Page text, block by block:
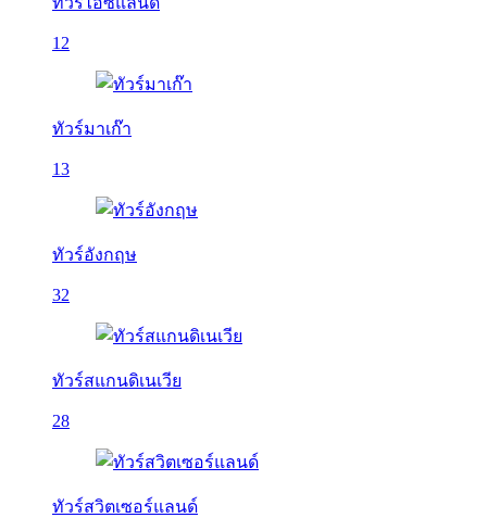
12
ทัวร์มาเก๊า
13
ทัวร์อังกฤษ
32
ทัวร์สแกนดิเนเวีย
28
ทัวร์สวิตเซอร์แลนด์